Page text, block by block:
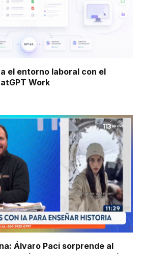
el entorno laboral con el
Work
Álvaro Paci sorprende al